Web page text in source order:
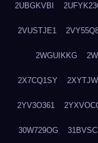
2UBGKVBI
2VUSTJE1
2WGUIKKG
2X7CQ1SY
2YV3O361
30W729OG